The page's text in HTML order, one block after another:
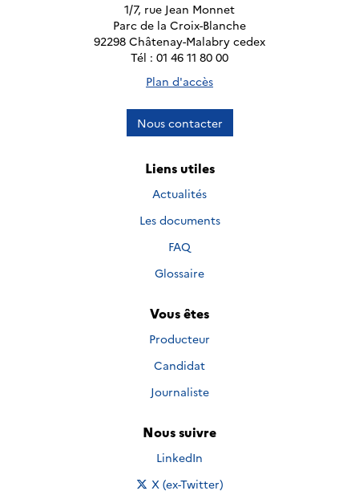
1/7, rue Jean Monnet
Parc de la Croix-Blanche
92298 Châtenay-Malabry cedex
Tél : 01 46 11 80 00
Plan d'accès
Nous contacter
Liens utiles
Actualités
Les documents
FAQ
Glossaire
Vous êtes
Producteur
Candidat
Journaliste
Nous suivre
Nous suivre sur
LinkedIn
Nous suivre sur
X (ex-Twitter)